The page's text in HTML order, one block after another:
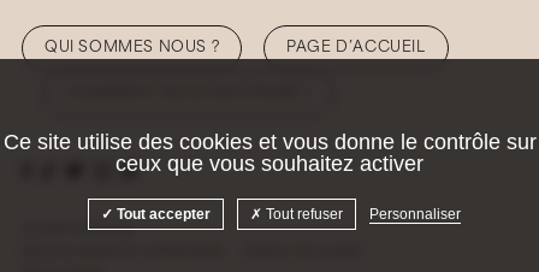
QUI SOMMES NOUS ? PAGE D’ACCUEIL
© 2026 Hellolaroux
Ce site utilise des cookies et vous donne le contrôle sur
ceux que vous souhaitez activer
Tout accepter Tout refuser Personnaliser